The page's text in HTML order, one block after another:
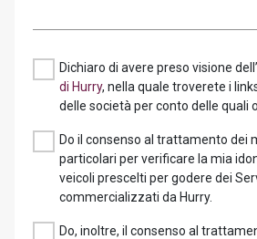
Dichiaro di avere preso visione dell’
di Hurry, nella quale troverete i
delle società per conto delle quali
Do il consenso al trattamento dei
particolari per verificare la mia
veicoli prescelti per godere dei
commercializzati da Hurry.
Do, inoltre, il consenso al